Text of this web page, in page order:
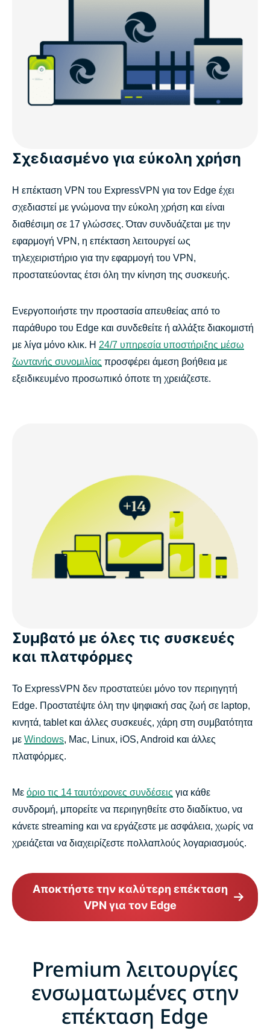
Σχεδιασμένο για εύκολη χρήση
Η επέκταση VPN του ExpressVPN για τον Edge έχει
σχεδιαστεί με γνώμονα την εύκολη χρήση και είναι
διαθέσιμη σε 17 γλώσσες. Όταν συνδυάζεται με την
εφαρμογή VPN, η επέκταση λειτουργεί ως
τηλεχειριστήριο για την εφαρμογή του VPN,
προστατεύοντας έτσι όλη την κίνηση της συσκευής.
Ενεργοποιήστε την προστασία απευθείας από το
παράθυρο του Edge και συνδεθείτε ή αλλάξτε διακομιστή
με λίγα μόνο κλικ. Η 24/7 υπηρεσία υποστήριξης μέσω
ζωντανής συνομιλίας προσφέρει άμεση βοήθεια με
εξειδικευμένο προσωπικό όποτε τη χρειάζεστε.
Συμβατό με όλες τις συσκευές
και πλατφόρμες
Το ExpressVPN δεν προστατεύει μόνο τον περιηγητή
Edge. Προστατέψτε όλη την ψηφιακή σας ζωή σε laptop,
κινητά, tablet και άλλες συσκευές, χάρη στη συμβατότητα
με Windows, Mac, Linux, iOS, Android και άλλες
πλατφόρμες.
Με όριο τις 14 ταυτόχρονες συνδέσεις για κάθε
συνδρομή, μπορείτε να περιηγηθείτε στο διαδίκτυο, να
κάνετε streaming και να εργάζεστε με ασφάλεια, χωρίς να
χρειάζεται να διαχειρίζεστε πολλαπλούς λογαριασμούς.
Αποκτήστε την καλύτερη επέκταση
VPN για τον Edge
Premium λειτουργίες
ενσωματωμένες στην
επέκταση Edge